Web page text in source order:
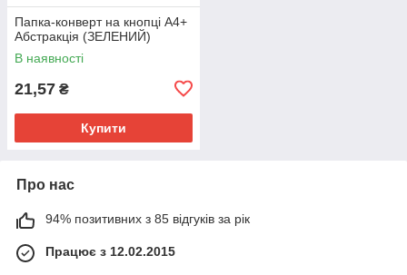
Папка-конверт на кнопці А4+
Абстракція (ЗЕЛЕНИЙ)
В наявності
21,57 ₴
Купити
Про нас
94% позитивних з 85 відгуків за рік
Працює з 12.02.2015